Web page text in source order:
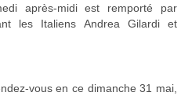
après-midi est remporté par
les Italiens Andrea Gilardi et
vous en ce dimanche 31 mai,